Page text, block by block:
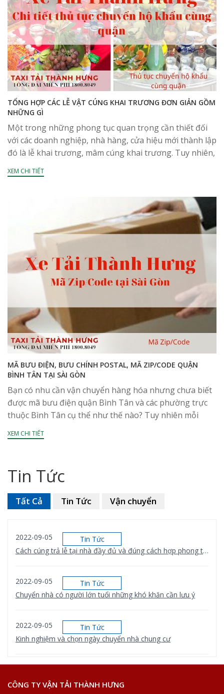
TỔNG HỢP CÁC LỄ VẬT CÚNG KHAI TRƯƠNG ĐƠN GIẢN GỒM
NHỮNG GÌ
Một trong những phong tục quan trọng cần thiết đối
với các doanh nghiệp, nhà hàng, cửa hiệu mới thành lập
đó là lễ khai trương, mâm cúng khai trương. Tuy nhiên,
không phải...
XEM CHI TIẾT
MÃ BƯU ĐIỆN, BƯU CHÍNH POSTAL, MÃ ZIP/CODE QUẬN
BÌNH TÂN TẠI SÀI GÒN
Bạn có nhu cần vận chuyển hàng hóa nhưng chưa biết
được mã bưu điện quận Bình Tân và các phường trực
thuộc Bình Tân cụ thể như thế nào? Tuy nhiên mỗi
phường...
XEM CHI TIẾT
Tin Tức
Tất Cả
2022-09-05
Tin Tức
Cách cúng trả lễ tại nhà đầy đủ và đúng cách hợp phong thủy
2022-09-05
Tin Tức
Chuyển nhà có người lớn tuổi những khó khăn cần lưu ý
2022-09-05
Tin Tức
Kinh nghiệm và chọn ngày chuyển nhà chung cư
[Bảng giá] Xe tải chuyển nhà bao nhiêu 1km
Tin Tức Vận chuyển
CÔNG TY VẬN TẢI THÀNH HƯNG